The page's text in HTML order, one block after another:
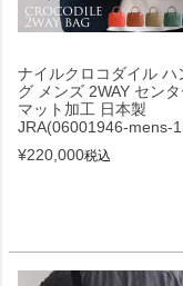
ナイルクロコダイル ハ
グ メンズ 2WAY センタ
マット加工 日本製
JRA(06001946-mens-
¥220,000税込